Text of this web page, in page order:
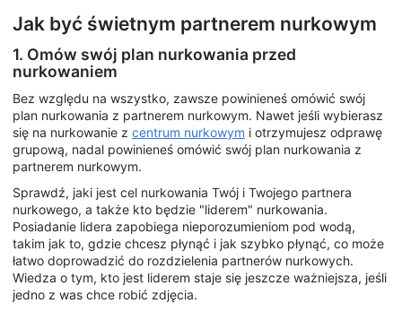
Jak być świetnym partnerem nurkowym
1. Omów swój plan nurkowania przed
nurkowaniem
Bez względu na wszystko, zawsze powinieneś omówić swój
plan nurkowania z partnerem nurkowym. Nawet jeśli wybierasz
się na nurkowanie z centrum nurkowym i otrzymujesz odprawę
grupową, nadal powinieneś omówić swój plan nurkowania z
partnerem nurkowym.
Sprawdź, jaki jest cel nurkowania Twój i Twojego partnera
nurkowego, a także kto będzie "liderem" nurkowania.
Posiadanie lidera zapobiega nieporozumieniom pod wodą,
takim jak to, gdzie chcesz płynąć i jak szybko płynąć, co może
łatwo doprowadzić do rozdzielenia partnerów nurkowych.
Wiedza o tym, kto jest liderem staje się jeszcze ważniejsza, jeśli
jedno z was chce robić zdjęcia.